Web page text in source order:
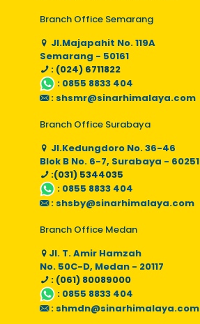
Branch Office Semarang
Jl.Majapahit No. 119A
Semarang - 50161
: (024) 6711822
: 0855 8833 404
: shsmr@sinarhimalaya.com
Branch Office Surabaya
Jl.Kedungdoro No. 36-46
Blok B No. 6-7, Surabaya - 60251
:(031) 5344035
: 0855 8833 404
: shsby@sinarhimalaya.com
Branch Office Medan
Jl. T. Amir Hamzah
No. 50C-D, Medan - 20117
: (061) 80089000
: 0855 8833 404
: shmdn@sinarhimalaya.com